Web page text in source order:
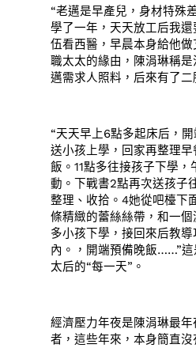
“老邁是早產兒，身材特殊
學了一年，天天放工后我
伍看西醫，早晨本身給他
職太太的緣由，陳涓琳稱
邁需求人照料，后來有了二
“天天早上6點多起床后，
送小孩上學，回家再整理
飯。11點多往接孩子下學
動。下戰書2點再次送孩子
整理、收拾。4她從吧檯下
條精緻的蕾絲絲帶，和一
多小孩下學，接回來后教
內。，開端預備晚飯……”
太后的“每一天”。
經濟壓力年夜是陳涓琳最
者，這些年來，本身簡直